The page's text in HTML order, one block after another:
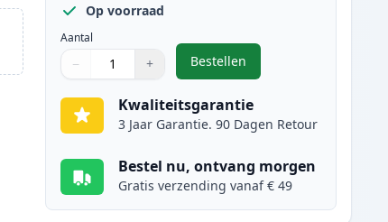
Op voorraad
Aantal
Aantal
Gebruik de knoppen om aan te passen
− +
Aantal 1
Bestellen
,2 stuks Canon CLI-526BK
Kwaliteitsgarantie
3 Jaar Garantie. 90 Dagen Retour
Bestel nu, ontvang morgen
Gratis verzending vanaf € 49